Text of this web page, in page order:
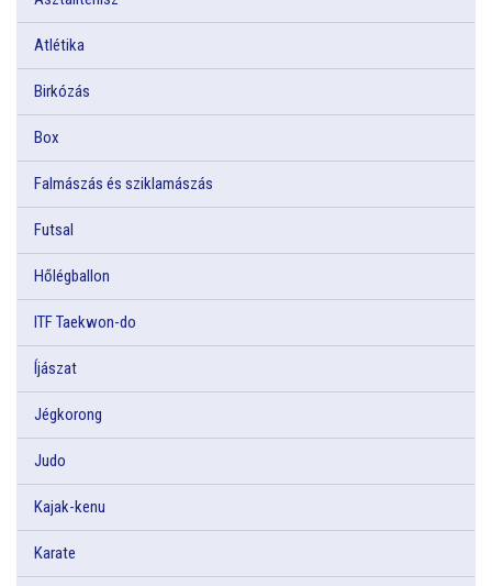
Atlétika
Birkózás
Box
Falmászás és sziklamászás
Futsal
Hőlégballon
ITF Taekwon-do
Íjászat
Jégkorong
Judo
Kajak-kenu
Karate